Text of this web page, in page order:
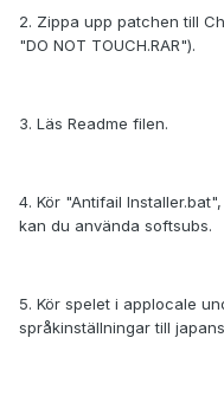
2. Zippa upp patchen till
"DO NOT TOUCH.RAR").
3. Läs Readme filen.
4. Kör "Antifail
kan du använda softsubs.
5. Kör spelet i applocale
språkinställningar till